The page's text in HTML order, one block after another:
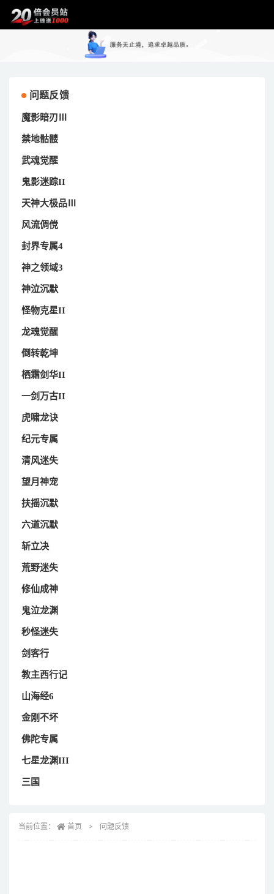
问题反馈
魔影暗刃Ⅲ
禁地骷髅
武魂觉醒
鬼影迷踪II
天神大极品Ⅲ
风流倜傥
封界专属4
神之领域3
神泣沉默
怪物克星II
龙魂觉醒
倒转乾坤
栖霜剑华II
一剑万古II
虎啸龙诀
纪元专属
清风迷失
望月神宠
扶摇沉默
六道沉默
斩立决
荒野迷失
修仙成神
鬼泣龙渊
秒怪迷失
剑客行
教主西行记
山海经6
金刚不坏
佛陀专属
七星龙渊III
三国
当前位置： 首页 问题反馈